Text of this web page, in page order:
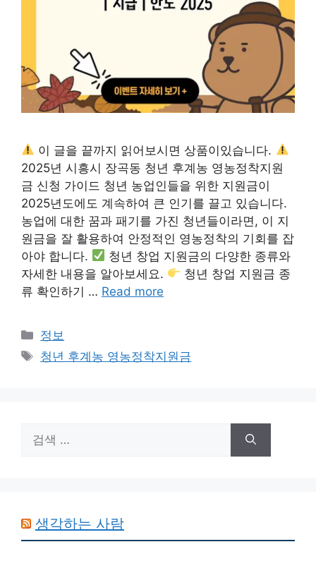
이 글을 끝까지 읽어보시면 상품이있습니다.
2025년 시흥시 장곡동 청년 후계농 영농정착지원
금 신청 가이드 청년 농업인들을 위한 지원금이
2025년도에도 계속하여 큰 인기를 끌고 있습니다.
농업에 대한 꿈과 패기를 가진 청년들이라면, 이 지
원금을 잘 활용하여 안정적인 영농정착의 기회를 잡
아야 합니다.
청년 창업 지원금의 다양한 종류와
자세한 내용을 알아보세요.
청년 창업 지원금 종
류 확인하기 … Read more
카
테
고
정보
태
청년 후계농 영농정착지원금
색:
생각하는 사람